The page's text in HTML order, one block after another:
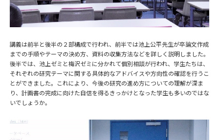
講義は前半と後半の２部構成で行われ、前半では池上公平先生が卒論文作成
までの手順やテーマの決め方、資料の収集方法などを詳しく説明しました。
後半では、池上ゼミと梅沢ゼミに分かれて個別相談が行われ、学生たちは、
それぞれの研究テーマに関する具体的なアドバイスや方向性の確認を行うこ
とができました。これにより、今後の研究の進め方についての理解が深ま
り、計画書の完成に向けた自信を得るきっかけとなった学生も多いのではな
いでしょうか。